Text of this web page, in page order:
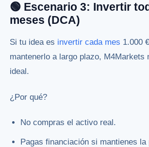
🟢 Escenario 3: Invertir
meses (DCA)
Si tu idea es invertir cada mes 1.000
mantenerlo a largo plazo, M4Markets
ideal.
¿Por qué?
No compras el activo real.
Pagas financiación si mantienes la